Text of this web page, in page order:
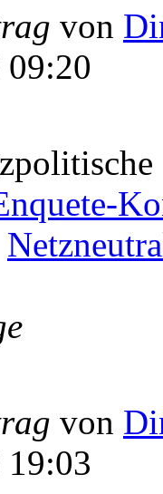
von
von